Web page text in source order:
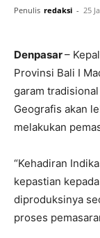
Penulis redaksi - 25
Denpasar–
Provinsi Bali I
garam
Geografis akan
melakukan
“Kehadiran
kepastian
diproduksinya
proses